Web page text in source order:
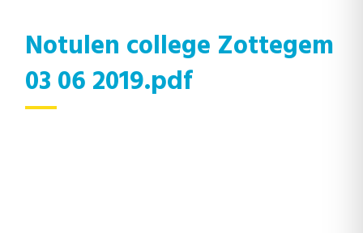
Notulen college Zottegem
03 06 2019.pdf